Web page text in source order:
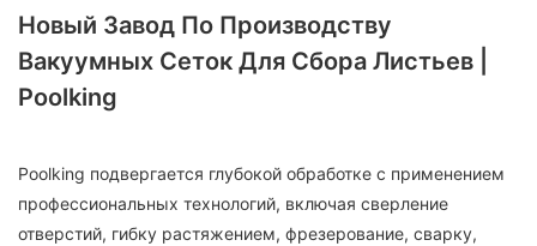
Новый Завод По Производству
Вакуумных Сеток Для Сбора Листьев |
Poolking
Poolking подвергается глубокой обработке с применением
профессиональных технологий, включая сверление
отверстий, гибку растяжением, фрезерование, сварку,